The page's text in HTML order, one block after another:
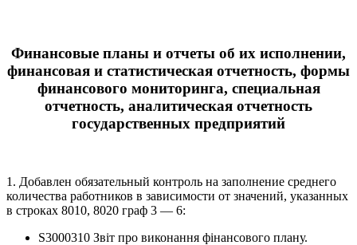
Финансовые планы и отчеты об их исполнении,
финансовая и статистическая отчетность, формы
финансового мониторинга, специальная
отчетность, аналитическая отчетность
государственных предприятий
1. Добавлен обязательный контроль на заполнение среднего
количества работников в зависимости от значений, указанных
в строках 8010, 8020 граф 3 — 6:
S3000310 Звіт про виконання фінансового плану.